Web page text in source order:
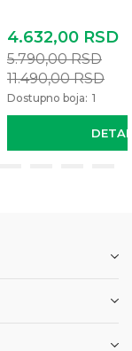
4.632,00 RSD
5.790,00RSD
11.490,00RSD
Dostupno boja: 1